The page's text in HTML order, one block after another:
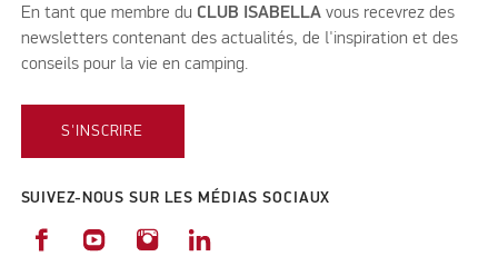
En tant que membre du CLUB ISABELLA vous recevrez des
newsletters contenant des actualités, de l'inspiration et des
conseils pour la vie en camping.
S'INSCRIRE
SUIVEZ-NOUS SUR LES MÉDIAS SOCIAUX